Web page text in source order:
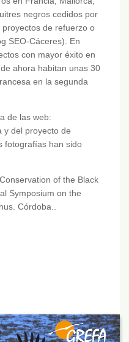
negros cedidos por
de refuerzo o
SEO-Cáceres). En
con mayor éxito en
ahora habitan unas 30
en la segunda
de las web:
y del proyecto de
fotografías han sido
of the Black
Symposium on the
Córdoba..